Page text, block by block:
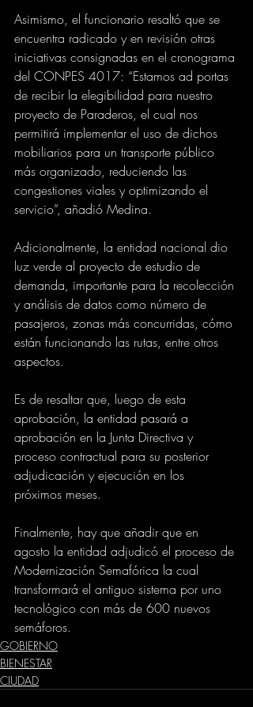
Asimismo, el funcionario resaltó que se
encuentra radicado y en revisión otras
iniciativas consignadas en el cronograma
del CONPES 4017: “Estamos ad portas
de recibir la elegibilidad para nuestro
proyecto de Paraderos, el cual nos
permitirá implementar el uso de dichos
mobiliarios para un transporte público
más organizado, reduciendo las
congestiones viales y optimizando el
servicio”, añadió Medina.
Adicionalmente, la entidad nacional dio
luz verde al proyecto de estudio de
demanda, importante para la recolección
y análisis de datos como número de
pasajeros, zonas más concurridas, cómo
están funcionando las rutas, entre otros
aspectos.
Es de resaltar que, luego de esta
aprobación, la entidad pasará a
aprobación en la Junta Directiva y
proceso contractual para su posterior
adjudicación y ejecución en los
próximos meses.
Finalmente, hay que añadir que en
agosto la entidad adjudicó el proceso de
Modernización Semafórica la cual
transformará el antiguo sistema por uno
tecnológico con más de 600 nuevos
semáforos.
GOBIERNO
BIENESTAR
CIUDAD